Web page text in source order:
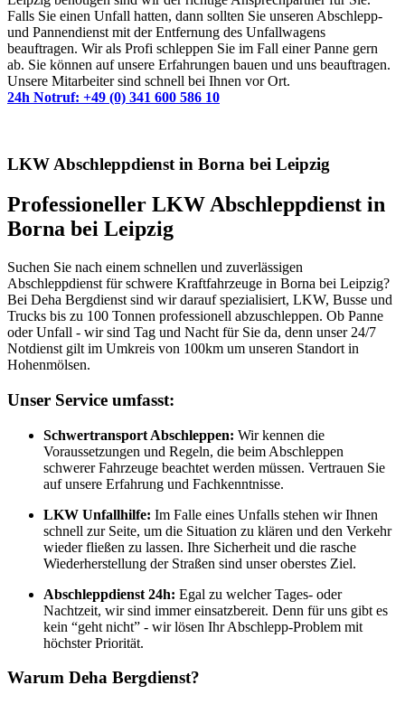
Falls Sie einen Unfall hatten, dann sollten Sie unseren Abschlepp-
und Pannendienst mit der Entfernung des Unfallwagens
beauftragen. Wir als Profi schleppen Sie im Fall einer Panne gern
ab. Sie können auf unsere Erfahrungen bauen und uns beauftragen.
Unsere Mitarbeiter sind schnell bei Ihnen vor Ort.
24h Notruf: +49 (0) 341 600 586 10
LKW Abschleppdienst in Borna bei Leipzig
Professioneller LKW Abschleppdienst in
Borna bei Leipzig
Suchen Sie nach einem schnellen und zuverlässigen
Abschleppdienst für schwere Kraftfahrzeuge in Borna bei Leipzig?
Bei Deha Bergdienst sind wir darauf spezialisiert, LKW, Busse und
Trucks bis zu 100 Tonnen professionell abzuschleppen. Ob Panne
oder Unfall - wir sind Tag und Nacht für Sie da, denn unser 24/7
Notdienst gilt im Umkreis von 100km um unseren Standort in
Hohenmölsen.
Unser Service umfasst:
Schwertransport Abschleppen: Wir kennen die
Voraussetzungen und Regeln, die beim Abschleppen
schwerer Fahrzeuge beachtet werden müssen. Vertrauen Sie
auf unsere Erfahrung und Fachkenntnisse.
LKW Unfallhilfe: Im Falle eines Unfalls stehen wir Ihnen
schnell zur Seite, um die Situation zu klären und den Verkehr
wieder fließen zu lassen. Ihre Sicherheit und die rasche
Wiederherstellung der Straßen sind unser oberstes Ziel.
Abschleppdienst 24h: Egal zu welcher Tages- oder
Nachtzeit, wir sind immer einsatzbereit. Denn für uns gibt es
kein “geht nicht” - wir lösen Ihr Abschlepp-Problem mit
höchster Priorität.
Warum Deha Bergdienst?